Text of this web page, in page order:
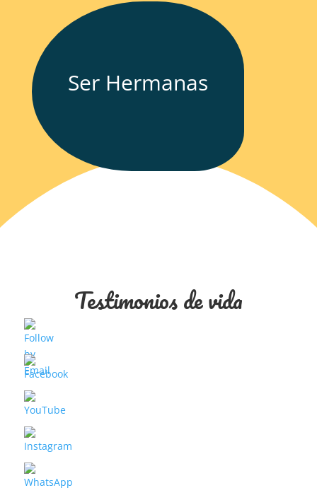
Ser Hermanas
Testimonios de vida